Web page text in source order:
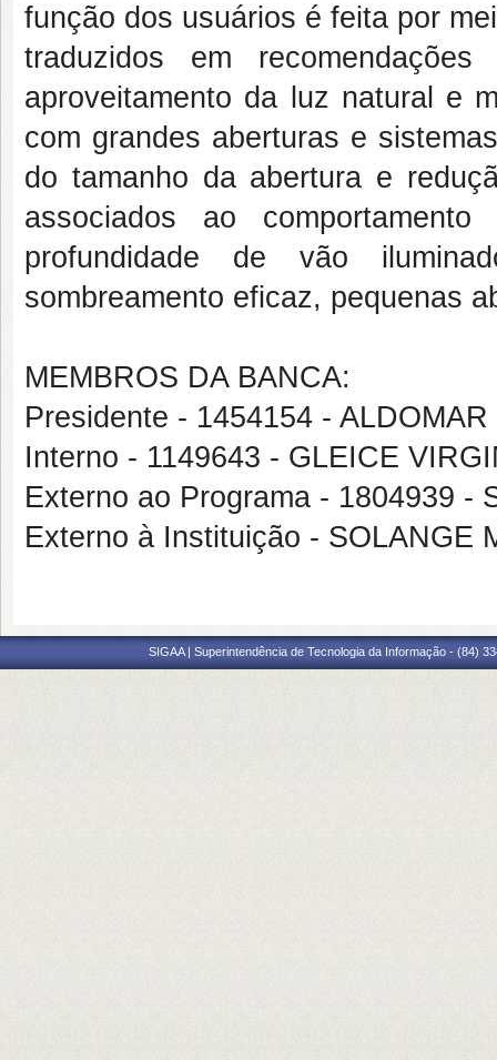
função dos usuários é feita por
traduzidos em
aproveitamento da luz natural e
com grandes aberturas e
do tamanho da abertura e
associados ao
profundidade de vão
sombreamento eficaz, pequenas
MEMBROS DA BANCA:
Presidente - 1454154 -
Interno - 1149643 - GLEICE
Externo ao Programa - 1804939 -
Externo à Instituição - SOLANGE
SIGAA | Superintendência de Tecnologia da Informação - (84)